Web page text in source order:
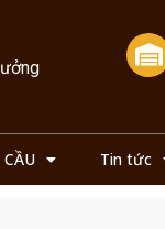
CẦU Tin tức